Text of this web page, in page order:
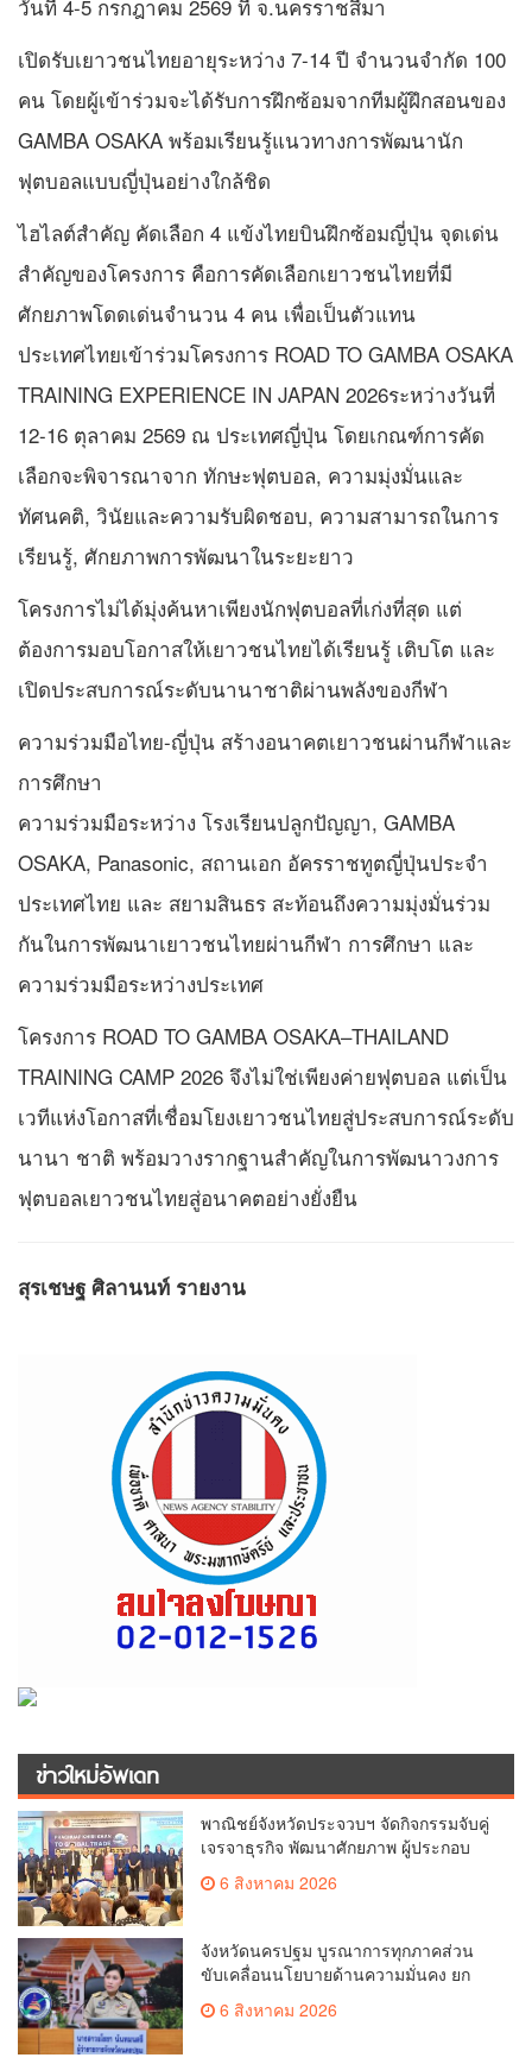
วันที่ 4-5 กรกฎาคม 2569 ที่ จ.นครราชสีมา
เปิดรับเยาวชนไทยอายุระหว่าง 7-14 ปี จำนวนจำกัด 100
คน โดยผู้เข้าร่วมจะได้รับการฝึกซ้อมจากทีมผู้ฝึกสอนของ
GAMBA OSAKA พร้อมเรียนรู้แนวทางการพัฒนานัก
ฟุตบอลแบบญี่ปุ่นอย่างใกล้ชิด
ไฮไลต์สำคัญ คัดเลือก 4 แข้งไทยบินฝึกซ้อมญี่ปุ่น จุดเด่น
สำคัญของโครงการ คือการคัดเลือกเยาวชนไทยที่มี
ศักยภาพโดดเด่นจำนวน 4 คน เพื่อเป็นตัวแทน
ประเทศไทยเข้าร่วมโครงการ ROAD TO GAMBA OSAKA
TRAINING EXPERIENCE IN JAPAN 2026ระหว่างวันที่
12-16 ตุลาคม 2569 ณ ประเทศญี่ปุ่น โดยเกณฑ์การคัด
เลือกจะพิจารณาจาก ทักษะฟุตบอล, ความมุ่งมั่นและ
ทัศนคติ, วินัยและความรับผิดชอบ, ความสามารถในการ
เรียนรู้, ศักยภาพการพัฒนาในระยะยาว
โครงการไม่ได้มุ่งค้นหาเพียงนักฟุตบอลที่เก่งที่สุด แต่
ต้องการมอบโอกาสให้เยาวชนไทยได้เรียนรู้ เติบโต และ
เปิดประสบการณ์ระดับนานาชาติผ่านพลังของกีฬา
ความร่วมมือไทย-ญี่ปุ่น สร้างอนาคตเยาวชนผ่านกีฬาและ
การศึกษา
ความร่วมมือระหว่าง โรงเรียนปลูกปัญญา, GAMBA
OSAKA, Panasonic, สถานเอก อัครราชทูตญี่ปุ่นประจำ
ประเทศไทย และ สยามสินธร สะท้อนถึงความมุ่งมั่นร่วม
กันในการพัฒนาเยาวชนไทยผ่านกีฬา การศึกษา และ
ความร่วมมือระหว่างประเทศ
โครงการ ROAD TO GAMBA OSAKA–THAILAND
TRAINING CAMP 2026 จึงไม่ใช่เพียงค่ายฟุตบอล แต่เป็น
เวทีแห่งโอกาสที่เชื่อมโยงเยาวชนไทยสู่ประสบการณ์ระดับ
นานา ชาติ พร้อมวางรากฐานสำคัญในการพัฒนาวงการ
ฟุตบอลเยาวชนไทยสู่อนาคตอย่างยั่งยืน
สุรเชษฐ ศิลานนท์ รายงาน
ข่าวใหม่อัพเดท
พาณิชย์จังหวัดประจวบฯ จัดกิจกรรมจับคู่
เจรจาธุรกิจ พัฒนาศักยภาพ ผู้ประกอบ
การ ขยายช่องทางการค้า สู่การค้า
ระหว่างประเทศ
6 สิงหาคม 2026
จังหวัดนครปฐม บูรณาการทุกภาคส่วน
ขับเคลื่อนนโยบายด้านความมั่นคง ยก
ระดับการป้องกันอาชญากรรมทาง
เทคโนโลยี
6 สิงหาคม 2026